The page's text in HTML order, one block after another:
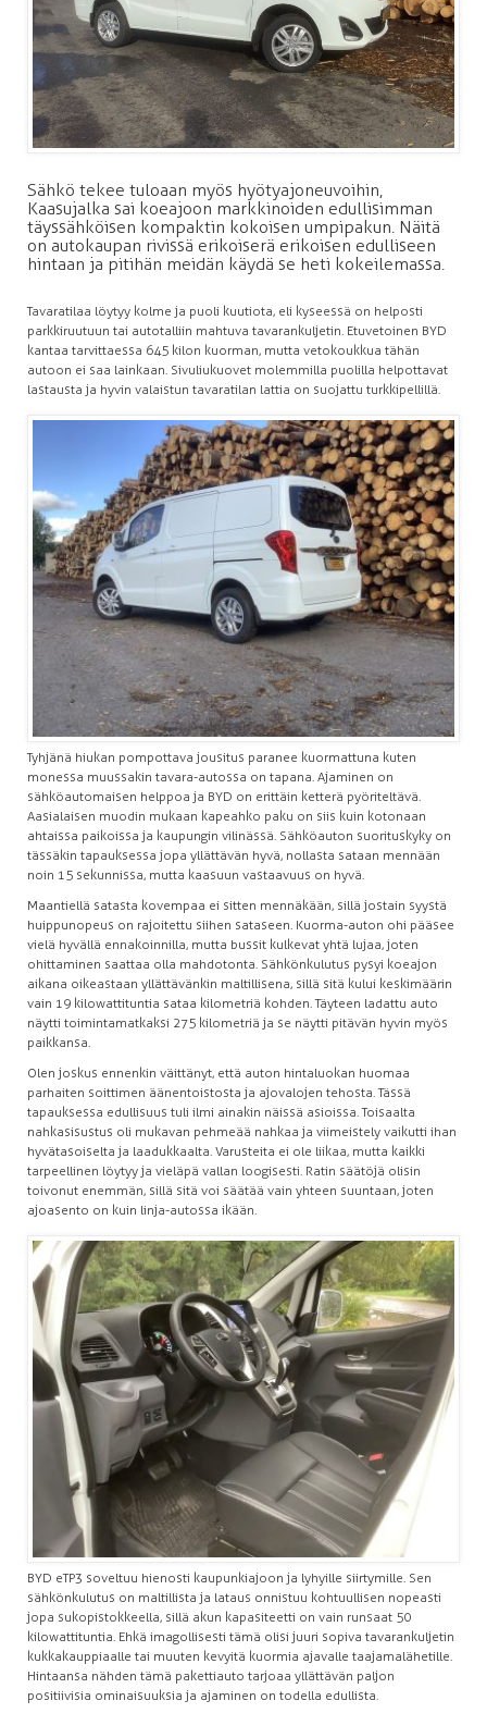
Sähkö tekee tuloaan myös hyötyajoneuvoihin,
Kaasujalka sai koeajoon markkinoiden edullisimman
täyssähköisen kompaktin kokoisen umpipakun. Näitä
on autokaupan rivissä erikoiserä erikoisen edulliseen
hintaan ja pitihän meidän käydä se heti kokeilemassa.
Tavaratilaa löytyy kolme ja puoli kuutiota, eli kyseessä on helposti
parkkiruutuun tai autotalliin mahtuva tavarankuljetin. Etuvetoinen BYD
kantaa tarvittaessa 645 kilon kuorman, mutta vetokoukkua tähän
autoon ei saa lainkaan. Sivuliukuovet molemmilla puolilla helpottavat
lastausta ja hyvin valaistun tavaratilan lattia on suojattu turkkipellillä.
Tyhjänä hiukan pompottava jousitus paranee kuormattuna kuten
monessa muussakin tavara-autossa on tapana. Ajaminen on
sähköautomaisen helppoa ja BYD on erittäin ketterä pyöriteltävä.
Aasialaisen muodin mukaan kapeahko paku on siis kuin kotonaan
ahtaissa paikoissa ja kaupungin vilinässä. Sähköauton suorituskyky on
tässäkin tapauksessa jopa yllättävän hyvä, nollasta sataan mennään
noin 15 sekunnissa, mutta kaasuun vastaavuus on hyvä.
Maantiellä satasta kovempaa ei sitten mennäkään, sillä jostain syystä
huippunopeus on rajoitettu siihen sataseen. Kuorma-auton ohi pääsee
vielä hyvällä ennakoinnilla, mutta bussit kulkevat yhtä lujaa, joten
ohittaminen saattaa olla mahdotonta. Sähkönkulutus pysyi koeajon
aikana oikeastaan yllättävänkin maltillisena, sillä sitä kului keskimäärin
vain 19 kilowattituntia sataa kilometriä kohden. Täyteen ladattu auto
näytti toimintamatkaksi 275 kilometriä ja se näytti pitävän hyvin myös
paikkansa.
Olen joskus ennenkin väittänyt, että auton hintaluokan huomaa
parhaiten soittimen äänentoistosta ja ajovalojen tehosta. Tässä
tapauksessa edullisuus tuli ilmi ainakin näissä asioissa. Toisaalta
nahkasisustus oli mukavan pehmeää nahkaa ja viimeistely vaikutti ihan
hyvätasoiselta ja laadukkaalta. Varusteita ei ole liikaa, mutta kaikki
tarpeellinen löytyy ja vieläpä vallan loogisesti. Ratin säätöjä olisin
toivonut enemmän, sillä sitä voi säätää vain yhteen suuntaan, joten
ajoasento on kuin linja-autossa ikään.
BYD eTP3 soveltuu hienosti kaupunkiajoon ja lyhyille siirtymille. Sen
sähkönkulutus on maltillista ja lataus onnistuu kohtuullisen nopeasti
jopa sukopistokkeella, sillä akun kapasiteetti on vain runsaat 50
kilowattituntia. Ehkä imagollisesti tämä olisi juuri sopiva tavarankuljetin
kukkakauppiaalle tai muuten kevyitä kuormia ajavalle taajamalähetille.
Hintaansa nähden tämä pakettiauto tarjoaa yllättävän paljon
positiivisia ominaisuuksia ja ajaminen on todella edullista.